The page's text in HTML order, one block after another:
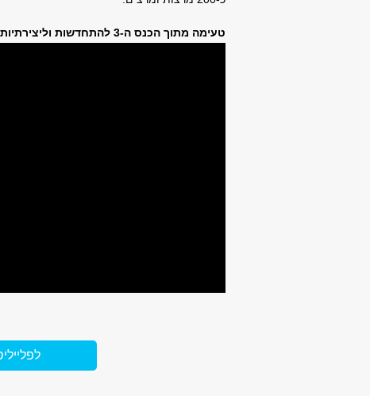
טעימה מתוך הכנס ה-3 להתחדשות וליצירתיות בהוראה